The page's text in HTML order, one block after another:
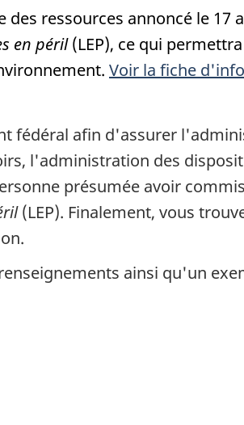
ressources annoncé le 17
en péril(LEP), ce qui
Voir la fiche
fédéral afin d'assurer
l'administration des
présumée avoir
(LEP). Finalement, vous
ainsi qu'un